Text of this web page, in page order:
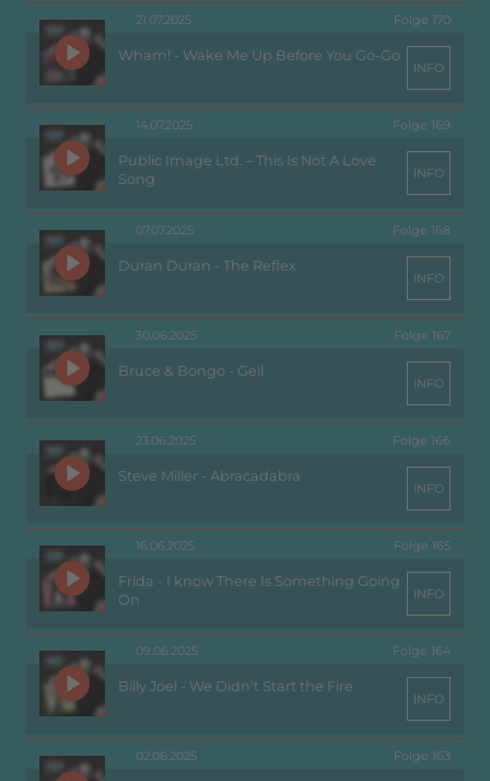
21.07.2025 Folge 170
Wham! - Wake Me Up Before You Go-Go
INFO
14.07.2025 Folge 169
Public Image Ltd. – This Is Not A Love
Song
INFO
07.07.2025 Folge 168
Duran Duran - The Reflex
INFO
30.06.2025 Folge 167
Bruce & Bongo - Geil
INFO
23.06.2025 Folge 166
Steve Miller - Abracadabra
INFO
16.06.2025 Folge 165
Frida - I know There Is Something Going
On
INFO
09.06.2025 Folge 164
Billy Joel - We Didn't Start the Fire
INFO
02.06.2025 Folge 163